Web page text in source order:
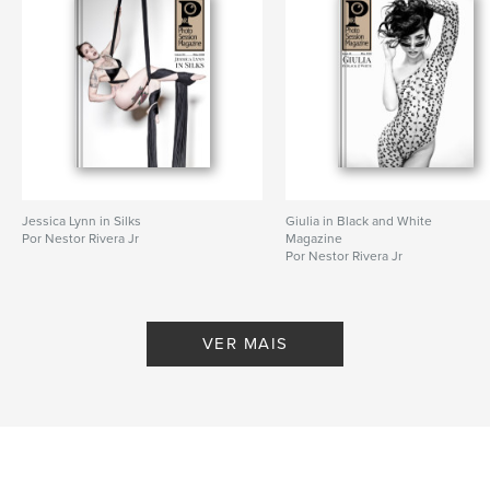
Jessica Lynn in Silks
Por Nestor Rivera Jr
Giulia in Black and White
Magazine
Por Nestor Rivera Jr
VER MAIS